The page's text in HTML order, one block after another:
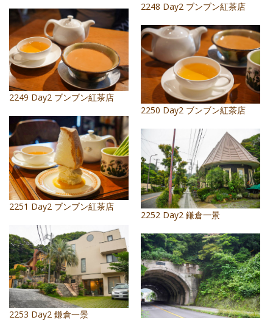
2248 Day2 ブンブン紅茶店
2249 Day2 ブンブン紅茶店
2250 Day2 ブンブン紅茶店
2251 Day2 ブンブン紅茶店
2252 Day2 鎌倉一景
2253 Day2 鎌倉一景